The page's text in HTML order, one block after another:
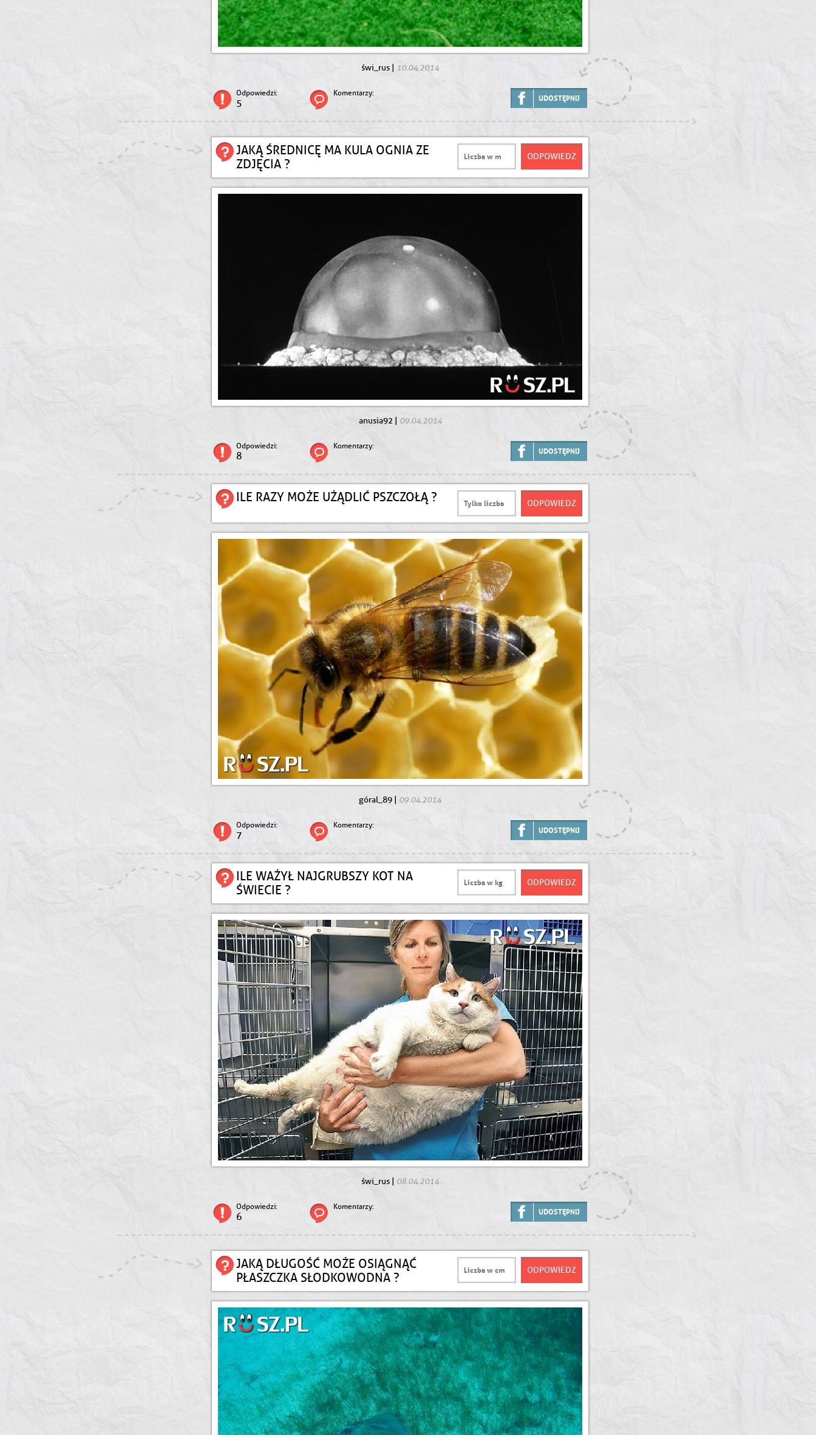
świ_rus 10.04.2014
Odpowiedzi:
5
Komentarzy:
UDOSTĘPNIJ
JAKĄ ŚREDNICĘ MA KULA OGNIA ZE
ZDJĘCIA ?
anusia92| 09.04.2014
Odpowiedzi:
8
Komentarzy:
UDOSTĘPNIJ
ILE RAZY MOŻE UŻĄDLIĆ PSZCZOŁĄ ?
góral_89 09.04.2014
Odpowiedzi:
7
Komentarzy:
UDOSTĘPNIJ
ILE WAŻYŁ NAJGRUBSZY KOT NA
ŚWIECIE ?
świ_rus 08.04.2014
Odpowiedzi:
6
Komentarzy:
UDOSTĘPNIJ
JAKĄ DŁUGOŚĆ MOŻE OSIĄGNĄĆ
PŁASZCZKA SŁODKOWODNA ?